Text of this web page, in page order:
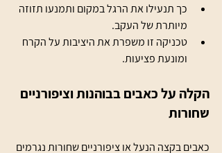
כך תנעילו את הרגל במקום ותמנעו תזוזה
מיותרת של העקב.
טכניקה זו משפרת את היציבות על הקרח
ומונעת פציעות.
הקלה על כאבים בבוהנות וציפורניים
שחורות
כאבים בקצה הנעל או ציפורניים שחורות נגרמים